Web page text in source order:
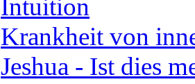
Intuition
Krankheit von
Jeshua - Ist dies